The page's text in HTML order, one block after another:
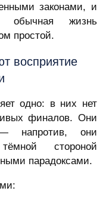
законами, и
обычная жизнь
простой.
восприятие
одно: в них нет
финалов. Они
напротив, они
стороной
парадоксами.